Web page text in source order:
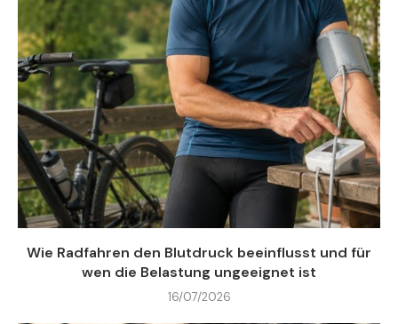
Wie Radfahren den Blutdruck beeinflusst und für
wen die Belastung ungeeignet ist
16/07/2026